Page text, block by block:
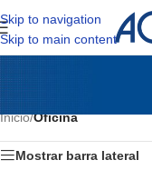
Skip to navigation
Skip to main content
Inicio/Oficina
Mostrar barra lateral